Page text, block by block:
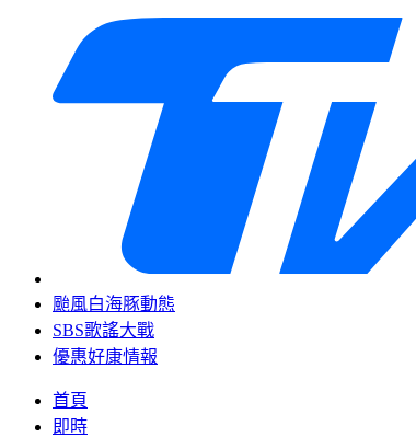
颱風白海豚動態
SBS歌謠大戰
優惠好康情報
首頁
即時